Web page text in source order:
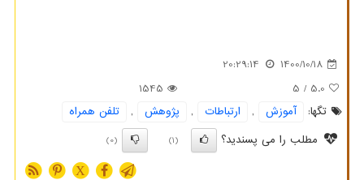
1400/10/18
20:29:14
5.0
/ 5
1545
تگها:
آموزش , ارتباطات , پژوهش ,
تلفن همراه
مطلب را می پسندید؟
(1)
(0)
X